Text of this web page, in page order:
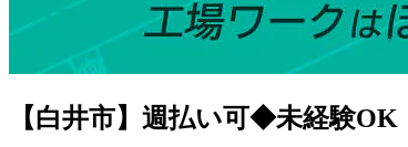
【白井市】週払い可◆未経験